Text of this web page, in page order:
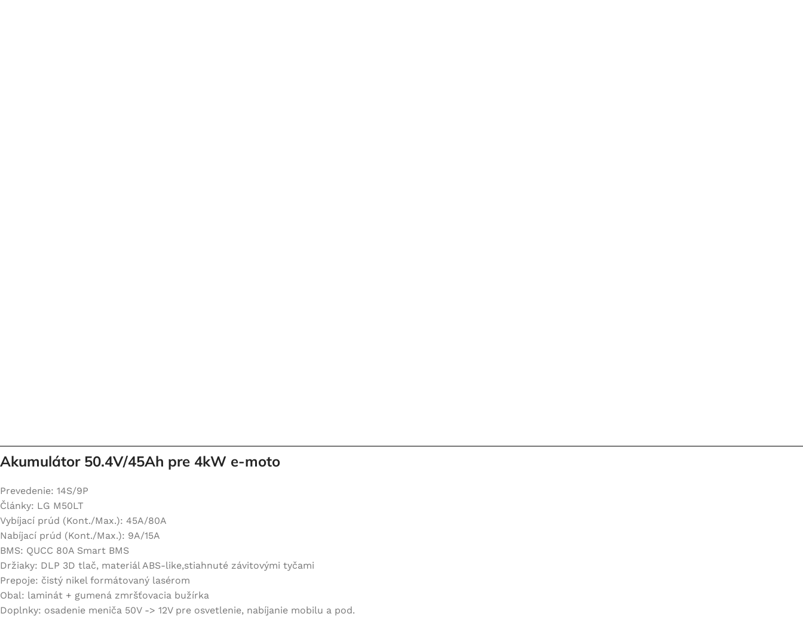
Akumulátor 50.4V/45Ah pre 4kW e-moto
Prevedenie: 14S/9P
Články: LG M50LT
Vybíjací prúd (Kont./Max.): 45A/80A
Nabíjací prúd (Kont./Max.): 9A/15A
BMS: QUCC 80A Smart BMS
Držiaky: DLP 3D tlač, materiál ABS-like,stiahnuté závitovými tyčami
Prepoje: čistý nikel formátovaný lasérom
Obal: laminát + gumená zmršťovacia bužírka
Doplnky: osadenie meniča 50V -> 12V pre osvetlenie, nabíjanie mobilu a pod.